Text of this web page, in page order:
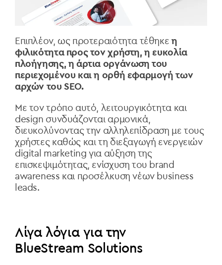
Επιπλέον, ως προτεραιότητα τέθηκε η
φιλικότητα προς τον χρήστη, η ευκολία
πλοήγησης, η άρτια οργάνωση του
περιεχομένου και η ορθή εφαρμογή των
αρχών του SEO.
Με τον τρόπο αυτό, λειτουργικότητα και
design συνδυάζονται αρμονικά,
διευκολύνοντας την αλληλεπίδραση με τους
χρήστες καθώς και τη διεξαγωγή ενεργειών
digital marketing για αύξηση της
επισκεψιμότητας, ενίσχυση του brand
awareness και προσέλκυση νέων business
leads.
Λίγα λόγια για την
BlueStream Solutions